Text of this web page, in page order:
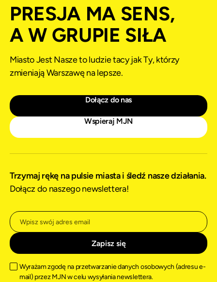
PRESJA MA SENS,
A W GRUPIE SIŁA
Miasto Jest Nasze to ludzie tacy jak Ty, którzy
zmieniają Warszawę na lepsze.
Dołącz do nas
Wspieraj MJN
Trzymaj rękę na pulsie miasta i śledź nasze działania.
Dołącz do naszego newslettera!
Wyrażam zgodę na przetwarzanie danych osobowych (adresu e-
mail) przez MJN w celu wysyłania newslettera.